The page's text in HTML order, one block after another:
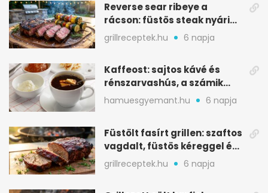
Reverse sear ribeye a
rácson: füstös steak nyári
tökkebabbal
grillreceptek.hu 6 napja
Kaffeost: sajtos kávé és
rénszarvashús, a számik
melegítő itala
hamuesgyemant.hu 6 napja
Füstölt fasírt grillen: szaftos
vagdalt, füstös kéreggel és
BBQ mázzal
grillreceptek.hu 6 napja